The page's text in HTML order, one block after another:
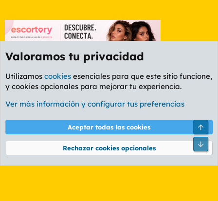
Foro Cine
Cookies
PL OLDSTYLE AMARILLO
Términos y reglas Política de privacidad Ayuda
Community platform by XenForo® © 2010-2026 XenForo Ltd.
Valoramos tu privacidad
Utilizamos cookies esenciales para que este sitio funcione,
y cookies opcionales para mejorar tu experiencia.
Ver más información y configurar tus preferencias
Aceptar todas las cookies
Rechazar cookies opcionales
Pie